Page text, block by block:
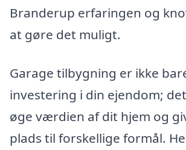
Branderup erfaringen og
at gøre det muligt.
Garage tilbygning er ikke
investering i din ejendom;
øge værdien af dit hjem og
plads til forskellige formål.